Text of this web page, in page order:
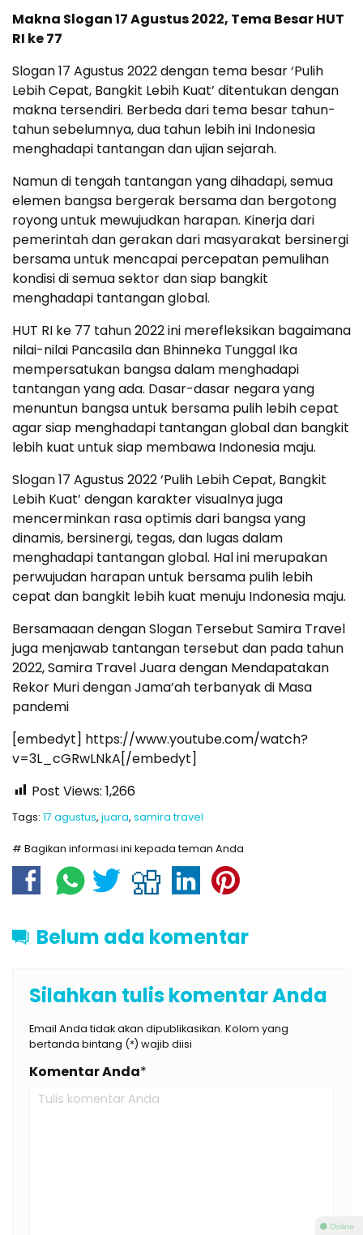
Makna Slogan 17 Agustus 2022, Tema Besar HUT
RI ke 77
Slogan 17 Agustus 2022 dengan tema besar ‘Pulih
Lebih Cepat, Bangkit Lebih Kuat’ ditentukan dengan
makna tersendiri. Berbeda dari tema besar tahun-
tahun sebelumnya, dua tahun lebih ini Indonesia
menghadapi tantangan dan ujian sejarah.
Namun di tengah tantangan yang dihadapi, semua
elemen bangsa bergerak bersama dan bergotong
royong untuk mewujudkan harapan. Kinerja dari
pemerintah dan gerakan dari masyarakat bersinergi
bersama untuk mencapai percepatan pemulihan
kondisi di semua sektor dan siap bangkit
menghadapi tantangan global.
HUT RI ke 77 tahun 2022 ini merefleksikan bagaimana
nilai-nilai Pancasila dan Bhinneka Tunggal Ika
mempersatukan bangsa dalam menghadapi
tantangan yang ada. Dasar-dasar negara yang
menuntun bangsa untuk bersama pulih lebih cepat
agar siap menghadapi tantangan global dan bangkit
lebih kuat untuk siap membawa Indonesia maju.
Slogan 17 Agustus 2022 ‘Pulih Lebih Cepat, Bangkit
Lebih Kuat’ dengan karakter visualnya juga
mencerminkan rasa optimis dari bangsa yang
dinamis, bersinergi, tegas, dan lugas dalam
menghadapi tantangan global. Hal ini merupakan
perwujudan harapan untuk bersama pulih lebih
cepat dan bangkit lebih kuat menuju Indonesia maju.
Bersamaaan dengan Slogan Tersebut Samira Travel
juga menjawab tantangan tersebut dan pada tahun
2022, Samira Travel Juara dengan Mendapatakan
Rekor Muri dengan Jama’ah terbanyak di Masa
pandemi
[embedyt] https://www.youtube.com/watch?
v=3L_cGRwLNkA[/embedyt]
Post Views: 1,266
Tags: 17 agustus, juara, samira travel
# Bagikan informasi ini kepada teman Anda
Belum ada komentar
Silahkan tulis komentar Anda
Email Anda tidak akan dipublikasikan. Kolom yang
bertanda bintang (*) wajib diisi
Komentar Anda*
⚫ Online